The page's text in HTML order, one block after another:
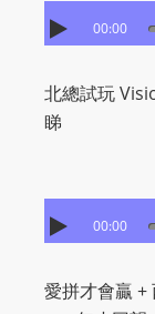
00:00
北總試玩
睇
00:00
愛拼才會贏 +